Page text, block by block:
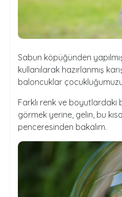
Sabun köpüğünden
kullanılarak hazırlanmış
baloncuklar
Farklı renk ve boyutlardaki
görmek yerine, gelin, bu
penceresinden bakalım.